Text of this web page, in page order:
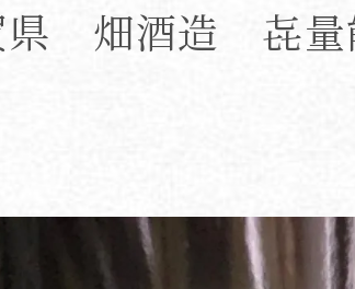
県 畑酒造 㐂